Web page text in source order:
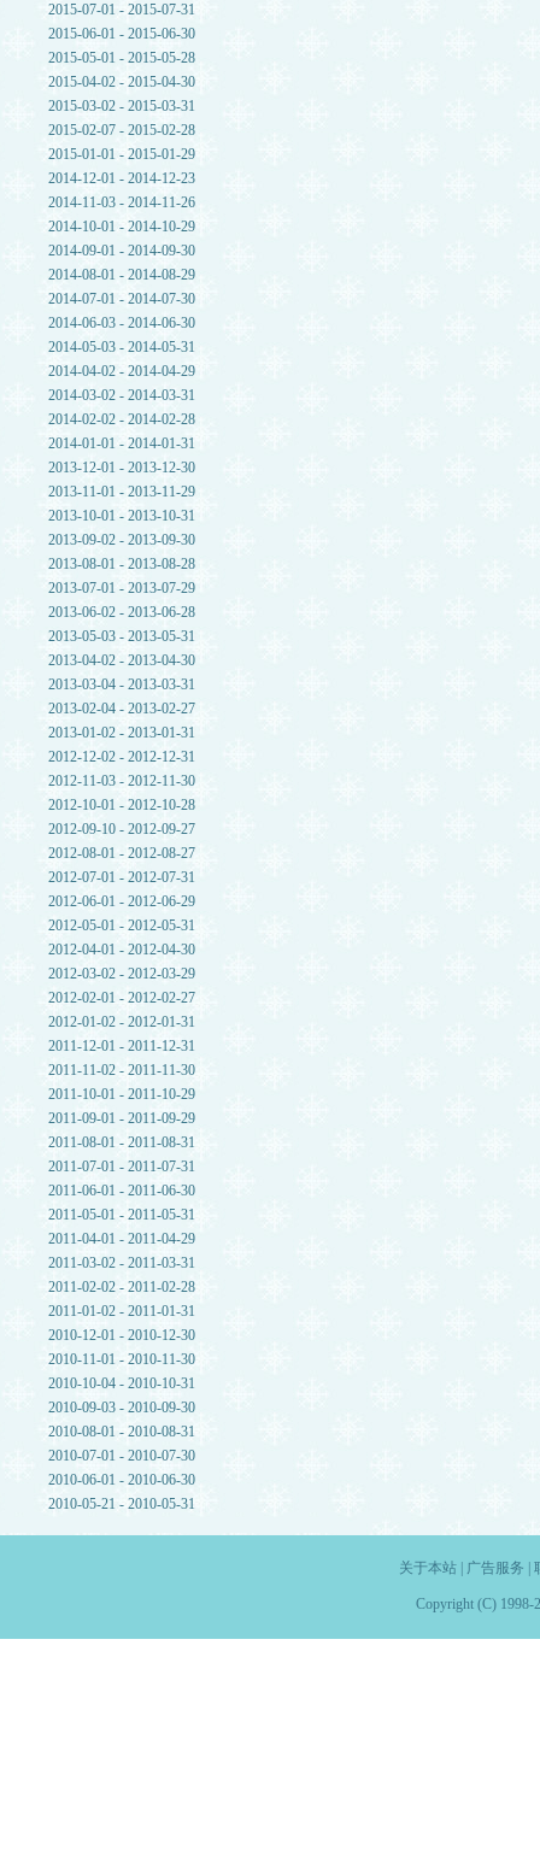
2015-07-01 - 2015-07-31
2015-06-01 - 2015-06-30
2015-05-01 - 2015-05-28
2015-04-02 - 2015-04-30
2015-03-02 - 2015-03-31
2015-02-07 - 2015-02-28
2015-01-01 - 2015-01-29
2014-12-01 - 2014-12-23
2014-11-03 - 2014-11-26
2014-10-01 - 2014-10-29
2014-09-01 - 2014-09-30
2014-08-01 - 2014-08-29
2014-07-01 - 2014-07-30
2014-06-03 - 2014-06-30
2014-05-03 - 2014-05-31
2014-04-02 - 2014-04-29
2014-03-02 - 2014-03-31
2014-02-02 - 2014-02-28
2014-01-01 - 2014-01-31
2013-12-01 - 2013-12-30
2013-11-01 - 2013-11-29
2013-10-01 - 2013-10-31
2013-09-02 - 2013-09-30
2013-08-01 - 2013-08-28
2013-07-01 - 2013-07-29
2013-06-02 - 2013-06-28
2013-05-03 - 2013-05-31
2013-04-02 - 2013-04-30
2013-03-04 - 2013-03-31
2013-02-04 - 2013-02-27
2013-01-02 - 2013-01-31
2012-12-02 - 2012-12-31
2012-11-03 - 2012-11-30
2012-10-01 - 2012-10-28
2012-09-10 - 2012-09-27
2012-08-01 - 2012-08-27
2012-07-01 - 2012-07-31
2012-06-01 - 2012-06-29
2012-05-01 - 2012-05-31
2012-04-01 - 2012-04-30
2012-03-02 - 2012-03-29
2012-02-01 - 2012-02-27
2012-01-02 - 2012-01-31
2011-12-01 - 2011-12-31
2011-11-02 - 2011-11-30
2011-10-01 - 2011-10-29
2011-09-01 - 2011-09-29
2011-08-01 - 2011-08-31
2011-07-01 - 2011-07-31
2011-06-01 - 2011-06-30
2011-05-01 - 2011-05-31
2011-04-01 - 2011-04-29
2011-03-02 - 2011-03-31
2011-02-02 - 2011-02-28
2011-01-02 - 2011-01-31
2010-12-01 - 2010-12-30
2010-11-01 - 2010-11-30
2010-10-04 - 2010-10-31
2010-09-03 - 2010-09-30
2010-08-01 - 2010-08-31
2010-07-01 - 2010-07-30
2010-06-01 - 2010-06-30
2010-05-21 - 2010-05-31
关于本站| 广告服务
Copyright (C) 1998-